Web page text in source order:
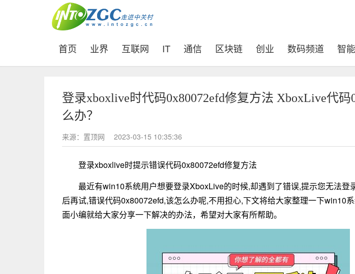
首页 (current)
业界 互联网 IT 通信 区块链 创业 数码频道 智
登录xboxlive时代码0x80072efd修复方法 XboxLive代码
么办？
来源：置顶网 2023-03-15 10:35:36
登录xboxlive时提示错误代码0x80072efd修复方法
最近有win10系统用户想要登录XboxLive的时候,却遇到了错误,提示您无法登
后再试,错误代码0x80072efd,该怎么办呢,不用担心,下文将给大家整理一下win10
面小编就给大家分享一下解决的办法，希望对大家有所帮助。